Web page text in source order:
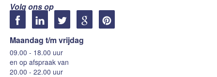
Volg ons op
Maandag t/m vrijdag
09.00 - 18.00 uur
en op afspraak van
20.00 - 22.00 uur